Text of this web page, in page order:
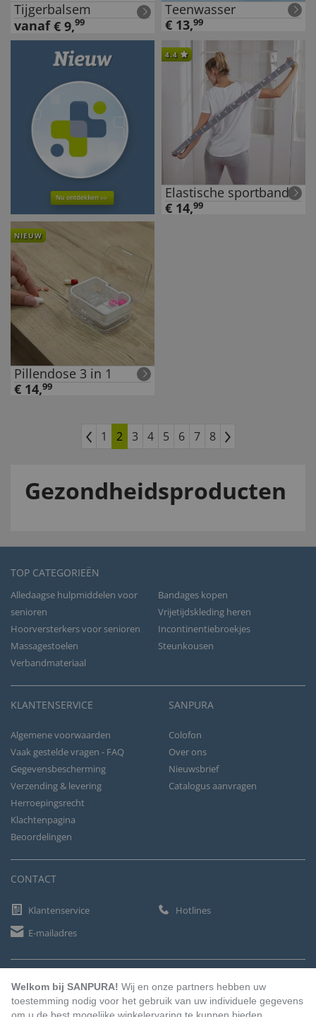
Tijgerbalsem
vanaf € 9,99
Teenwasser
€ 13,99
4.4
Elastische sportband
€ 14,99
NIEUW
Pillendose 3 in 1
€ 14,99
1 2 3 4 5 6 7 8
Gezondheidsproducten
TOP CATEGORIEËN
Alledaagse hulpmiddelen voor
senioren
Bandages kopen
Vrijetijdskleding heren
Hoorversterkers voor senioren
Incontinentiebroekjes
Massagestoelen
Steunkousen
Verbandmateriaal
KLANTENSERVICE
Algemene voorwaarden
Vaak gestelde vragen - FAQ
Gegevensbescherming
Verzending & levering
Herroepingsrecht
Klachtenpagina
Beoordelingen
SANPURA
Colofon
Over ons
Nieuwsbrief
Catalogus aanvragen
CONTACT
Klantenservice
Hotlines
E-mailadres
Welkom bij SANPURA! Wij en onze partners hebben uw
toestemming nodig voor het gebruik van uw individuele gegevens